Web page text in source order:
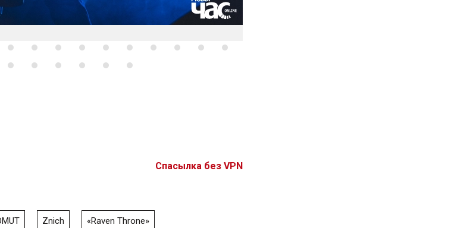
Спасылка без VPN
Znich «Raven Throne»